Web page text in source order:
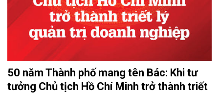
50 năm Thành phố mang tên Bác: Khi tư
tưởng Chủ tịch Hồ Chí Minh trở thành triết